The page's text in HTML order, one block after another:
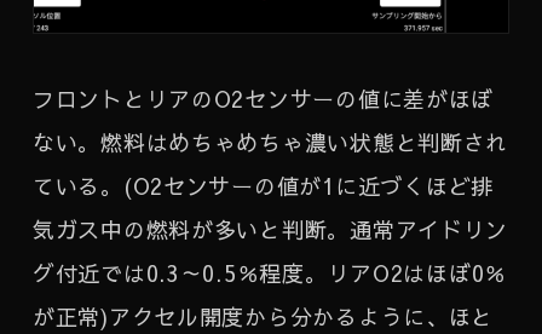
フロントとリアのO2センサーの値に差がほぼ
ない。燃料はめちゃめちゃ濃い状態と判断され
ている。(O2センサーの値が1に近づくほど排
気ガス中の燃料が多いと判断。通常アイドリン
グ付近では0.3～0.5％程度。リアO2はほぼ0％
が正常)アクセル開度から分かるように、ほと